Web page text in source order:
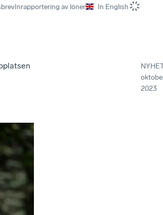
Inrapportering av löner In English
2023